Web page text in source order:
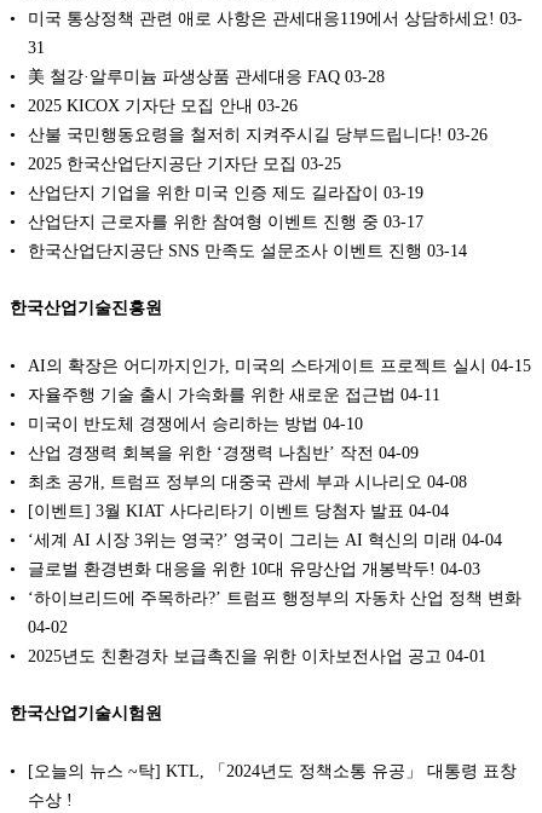
미국 통상정책 관련 애로 사항은 관세대응119에서 상담하세요! 03-
31
美 철강·알루미늄 파생상품 관세대응 FAQ 03-28
2025 KICOX 기자단 모집 안내 03-26
산불 국민행동요령을 철저히 지켜주시길 당부드립니다! 03-26
2025 한국산업단지공단 기자단 모집 03-25
산업단지 기업을 위한 미국 인증 제도 길라잡이 03-19
산업단지 근로자를 위한 참여형 이벤트 진행 중 03-17
한국산업단지공단 SNS 만족도 설문조사 이벤트 진행 03-14
한국산업기술진흥원
AI의 확장은 어디까지인가, 미국의 스타게이트 프로젝트 실시 04-15
자율주행 기술 출시 가속화를 위한 새로운 접근법 04-11
미국이 반도체 경쟁에서 승리하는 방법 04-10
산업 경쟁력 회복을 위한 ‘경쟁력 나침반’ 작전 04-09
최초 공개, 트럼프 정부의 대중국 관세 부과 시나리오 04-08
[이벤트] 3월 KIAT 사다리타기 이벤트 당첨자 발표 04-04
‘세계 AI 시장 3위는 영국?’ 영국이 그리는 AI 혁신의 미래 04-04
글로벌 환경변화 대응을 위한 10대 유망산업 개봉박두! 04-03
‘하이브리드에 주목하라?’ 트럼프 행정부의 자동차 산업 정책 변화
04-02
2025년도 친환경차 보급촉진을 위한 이차보전사업 공고 04-01
한국산업기술시험원
[오늘의 뉴스 ~탁] KTL, 「2024년도 정책소통 유공」 대통령 표창
수상 !